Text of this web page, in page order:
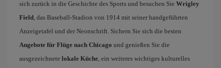
sich zurück in die Geschichte des Sports und besuchen Sie Wrigley
Field, das Baseball-Stadion von 1914 mit seiner handgeführten
Anzeigetafel und der Neonschrift. Sichern Sie sich die besten
Angebote für Flüge nach Chicago und genießen Sie die
ausgezeichnete lokale Küche, ein weiteres wichtiges kulturelles